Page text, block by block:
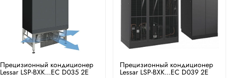
Прецизионный кондиционер
Lessar LSP-BXK...EC D035 2E
Прецизионный кондиционер
Lessar LSP-BXK...EC D039 2E